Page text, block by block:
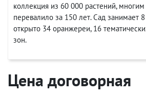
коллекция из 60 000 растений,
перевалило за 150 лет. Сад занимает
открыто 34 оранжереи, 16
зон.
Цена договорная